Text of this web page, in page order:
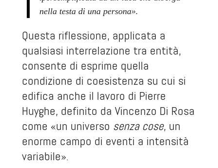
nella testa di una persona».
Questa riflessione, applicata a
qualsiasi interrelazione tra entità,
consente di esprime quella
condizione di coesistenza su cui si
edifica anche il lavoro di Pierre
Huyghe, definito da Vincenzo Di Rosa
come «un universo senza cose, un
enorme campo di eventi a intensità
variabile».